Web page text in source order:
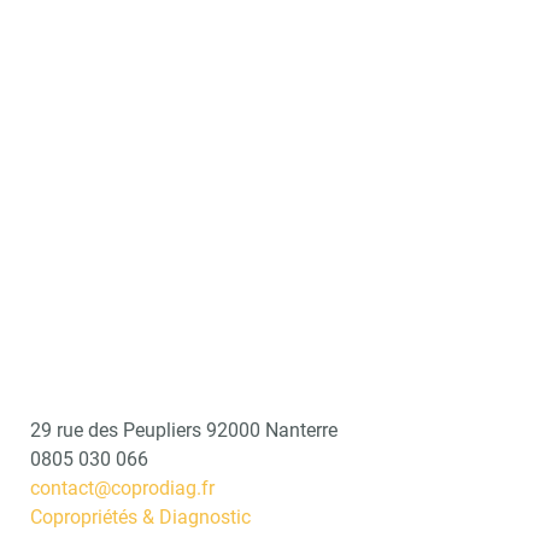
29 rue des Peupliers 92000 Nanterre
0805 030 066
contact@coprodiag.fr
Copropriétés & Diagnostic